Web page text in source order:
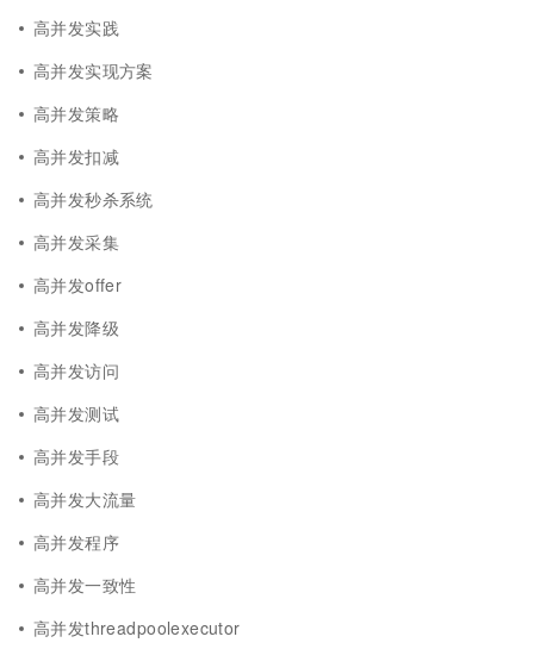
高并发实践
高并发实现方案
高并发策略
高并发扣减
高并发秒杀系统
高并发采集
高并发offer
高并发降级
高并发访问
高并发测试
高并发手段
高并发大流量
高并发程序
高并发一致性
高并发threadpoolexecutor